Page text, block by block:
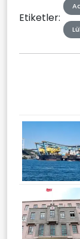
Etiketler: